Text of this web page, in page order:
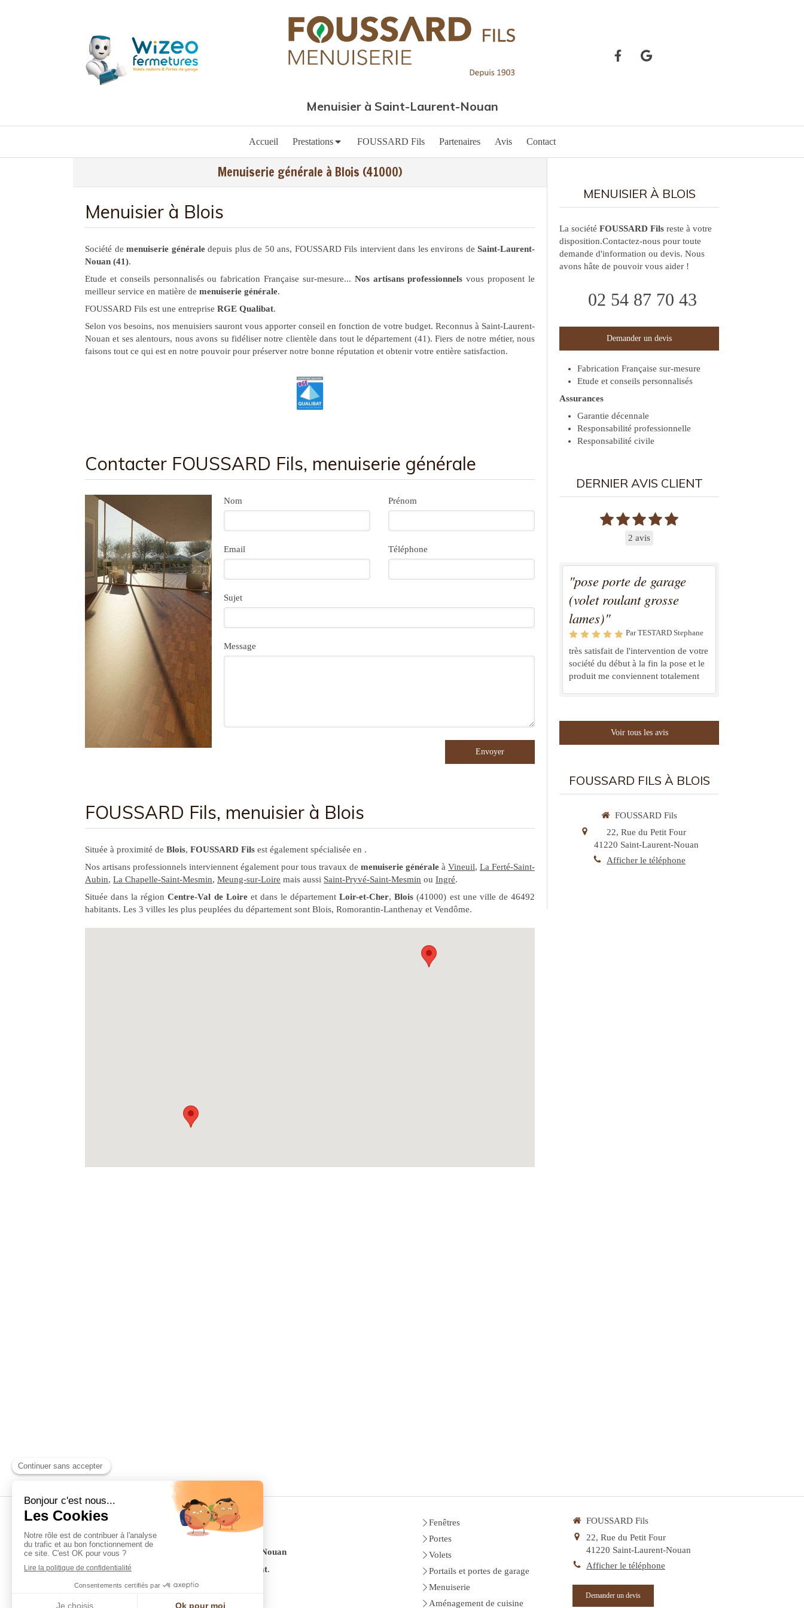
Menuisier à Saint-Laurent-Nouan
Accueil Prestations FOUSSARD Fils Partenaires Avis Contact
Menuiserie générale à Blois (41000)
Menuisier à Blois
Société de menuiserie généraledepuis plus de 50 ans, FOUSSARD Fils intervient dans les environs de Saint-Laurent-
Nouan (41).
Etude et conseils personnalisés ou fabrication Française sur-mesure... Nos artisans professionnels vous proposent le
meilleur service en matière de menuiserie générale.
FOUSSARD Fils est une entreprise RGE Qualibat.
Selon vos besoins, nos menuisiers sauront vous apporter conseil en fonction de votre budget. Reconnus à Saint-Laurent-
Nouan et ses alentours, nous avons su fidéliser notre clientèle dans tout le département (41). Fiers de notre métier, nous
faisons tout ce qui est en notre pouvoir pour préserver notre bonne réputation et obtenir votre entière satisfaction.
Contacter FOUSSARD Fils, menuiserie générale
Nom Prénom
Email Téléphone
Sujet
Message
Envoyer
FOUSSARD Fils, menuisier à Blois
Située à proximité de Blois, FOUSSARD Fils est également spécialisée en .
Nos artisans professionnels interviennent également pour tous travaux de menuiserie générale à Vineuil, La Ferté-Saint-
Aubin, La Chapelle-Saint-Mesmin, Meung-sur-Loire mais aussi Saint-Pryvé-Saint-Mesmin ou Ingré.
Située dans la régionCentre-Val de Loireet dans le départementLoir-et-Cher,Blois (41000) est une ville de 46492
habitants. Les 3 villes les plus peuplées du département sont Blois, Romorantin-Lanthenay et Vendôme.
MENUISIER À BLOIS
La société FOUSSARD Fils reste à votre
disposition.Contactez-nous pour toute
demande d'information ou devis. Nous
avons hâte de pouvoir vous aider !
02 54 87 70 43
Demander un devis
Fabrication Française sur-mesure
Etude et conseils personnalisés
Assurances
Garantie décennale
Responsabilité professionnelle
Responsabilité civile
DERNIER AVIS CLIENT
2 avis
"pose porte de garage
(volet roulant grosse
lames)"
Par TESTARD Stephane
très satisfait de l'intervention de votre
société du début à la fin la pose et le
produit me conviennent totalement
Voir tous les avis
FOUSSARD FILS À BLOIS
FOUSSARD Fils
22, Rue du Petit Four
41220 Saint-Laurent-Nouan
Afficher le téléphone
FOUSSARD Fils
© FOUSSARD Fils -
Menuiserie Saint-Laurent-Nouan
FOUSSARD Fils est une entreprise
RGE Qualibat.
Disponible de Blois à Orléans
Fenêtres
Portes
Volets
Portails et portes de garage
Menuiserie
Aménagement de cuisine
FOUSSARD Fils
22, Rue du Petit Four
41220 Saint-Laurent-Nouan
Afficher le téléphone
Demander un devis